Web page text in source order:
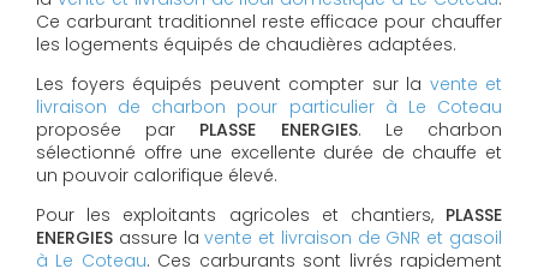
Ce carburant traditionnel reste efficace pour chauffer
les logements équipés de chaudières adaptées.
Les foyers équipés peuvent compter sur la vente et
livraison de charbon pour particulier à Le Coteau
proposée par PLASSE ENERGIES. Le charbon
sélectionné offre une excellente durée de chauffe et
un pouvoir calorifique élevé.
Pour les exploitants agricoles et chantiers, PLASSE
ENERGIES assure lavente et livraison de GNR et gasoil
à Le Coteau. Ces carburants sont livrés rapidement